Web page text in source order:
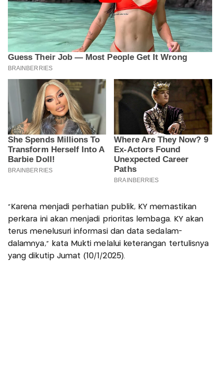
"Karena menjadi perhatian publik, KY memastikan
perkara ini akan menjadi prioritas lembaga. KY akan
terus menelusuri informasi dan data sedalam-
dalamnya," kata Mukti melalui keterangan tertulisnya
yang dikutip Jumat (10/1/2025).